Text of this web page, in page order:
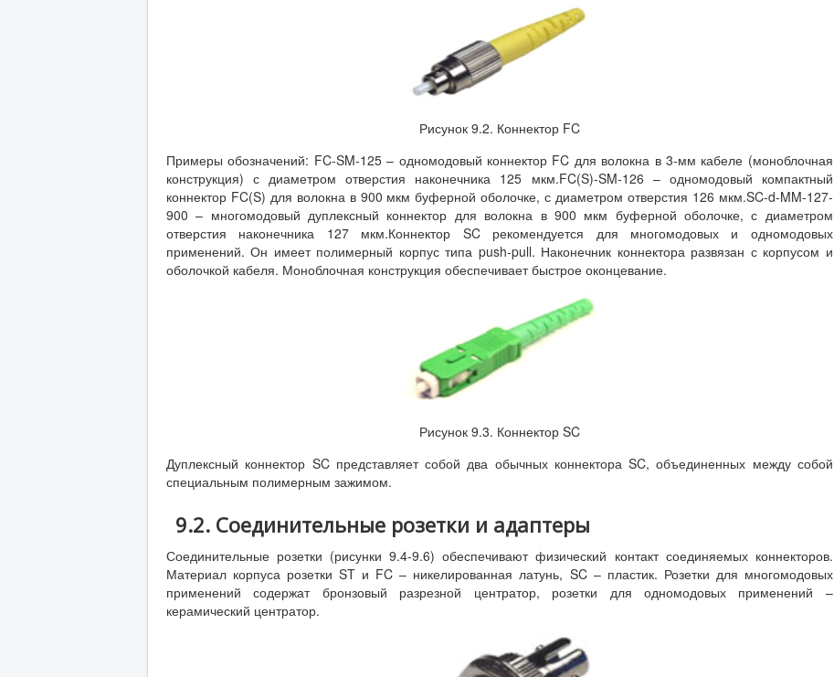
Рисунок 9.2. Коннектор FC
Примеры обозначений: FC-SM-125 – одномодовый коннектор FC для волокна в 3-мм кабеле (моноблочная
конструкция) с диаметром отверстия наконечника 125 мкм.FC(S)-SM-126 – одномодовый компактный
коннектор FC(S) для волокна в 900 мкм буферной оболочке, с диаметром отверстия 126 мкм.SC-d-MM-127-
900 – многомодовый дуплексный коннектор для волокна в 900 мкм буферной оболочке, с диаметром
отверстия наконечника 127 мкм.Коннектор SC рекомендуется для многомодовых и одномодовых
применений. Он имеет полимерный корпус типа push-pull. Наконечник коннектора развязан с корпусом и
оболочкой кабеля. Моноблочная конструкция обеспечивает быстрое оконцевание.
Рисунок 9.3. Коннектор SC
Дуплексный коннектор SC представляет собой два обычных коннектора SC, объединенных между собой
специальным полимерным зажимом.
9.2. Соединительные розетки и адаптеры
Соединительные розетки (рисунки 9.4-9.6) обеспечивают физический контакт соединяемых коннекторов.
Материал корпуса розетки ST и FC – никелированная латунь, SC – пластик. Розетки для многомодовых
применений содержат бронзовый разрезной центратор, розетки для одномодовых применений –
керамический центратор.